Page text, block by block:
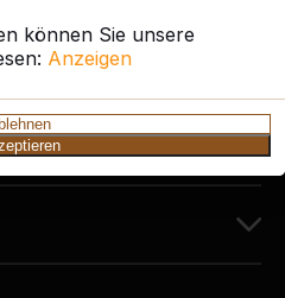
können Sie unsere
Anzeigen